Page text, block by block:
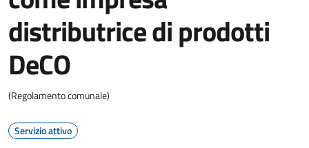
distributrice di prodotti
DeCO
(Regolamento comunale)
Servizio attivo